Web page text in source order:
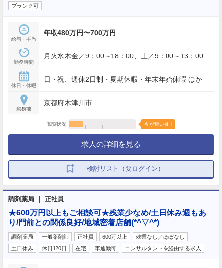
ブランク可
給与・手当
年収480万円〜700万円
勤務時間
月火水木金／9：00～18：00、土／9：00～13：00
休日・休暇
日・祝、週休2日制・夏期休暇・年末年始休暇 ほか
勤務地
京都府木津川市
閲覧状況 今が狙い目！
求人の詳細を見る
検討リスト（要ログイン）
調剤薬局 ｜ 正社員
★600万円以上もご相談可★残業少なめ/土日休み週もあ
り/門前との関係良好/地域密着店舗(*^▽^*)
調剤薬局 一般薬剤師 正社員 600万以上
残業なし／ほぼなし
土日休み
休日120日 在宅 車通勤可 コンサルタントを経由する求人